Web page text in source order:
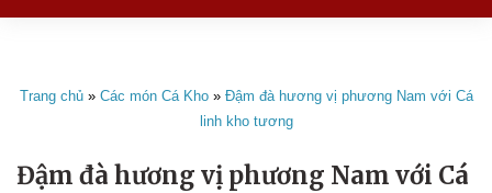
Trang chủ» Các món Cá Kho» Đậm đà hương vị phương Nam với Cá
linh kho tương
Đậm đà hương vị phương Nam với Cá